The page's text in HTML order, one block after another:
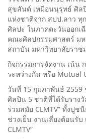
สุขสันต์ เหมือนนุรุทธ์ ศิล
แห่งชาติจาก สปป.ลาว
ศิลปะ ในภาคตะวันออกเ
คณะศิลปกรรมศาสตร์ ม
สถาบัน มหาวิทยาลัยราช
กิจกรรมการจัดงาน เน้น
ระหว่างกัน หรือ Mutual
วันที่ 15 กุมภาพันธ์ 2559
ศิลปิน 5 ชาติที่ได้รับราง
ร่วมสมัย CLMTV” ทั้งปู
ช่วงเย็น งานเลี่ยงต้อนรั
CLMTV”